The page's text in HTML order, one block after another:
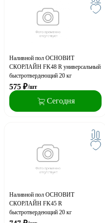
Наливной пол ОСНОВИТ
СКОРЛАЙН FK48 R универсальный
быстротвердеющий 20 кг
575 ₽/шт
Сегодня
Наливной пол ОСНОВИТ
СКОРЛАЙН FK45 R
быстротвердеющий 20 кг